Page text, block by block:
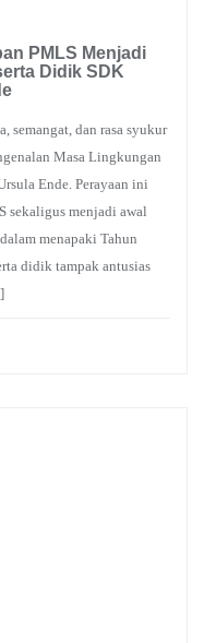
PMLS Menjadi
Didik SDK
semangat, dan rasa syukur
Masa Lingkungan
Ende. Perayaan ini
sekaligus menjadi awal
menapaki Tahun
didik tampak antusias